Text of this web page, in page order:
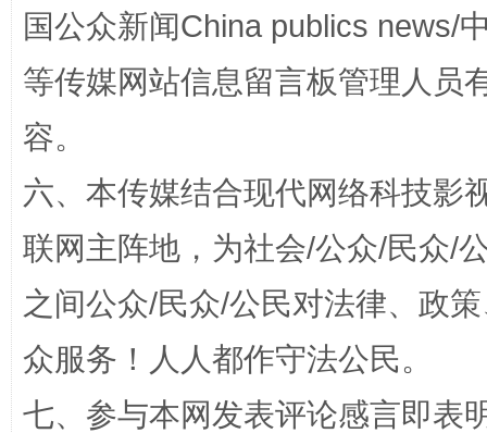
网上购药对药下症？
国公众新闻China publics news/
等传媒网站信息留言板管理人员
容。
六、本传媒结合现代网络科技影
联网主阵地，为社会/公众/民众/
之间公众/民众/公民对法律、政
众服务！人人都作守法公民。
七、参与本网发表评论感言即表